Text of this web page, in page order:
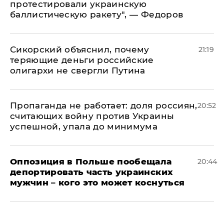
протестировали украинскую
баллистическую ракету", — Федоров
Сикорский объяснил, почему
теряющие деньги российские
олигархи не свергли Путина
21:19
​Пропаганда не работает: доля россиян,
считающих войну против Украины
успешной, упала до минимума
20:52
Оппозиция в Польше пообещала
депортировать часть украинских
мужчин – кого это может коснуться
20:44